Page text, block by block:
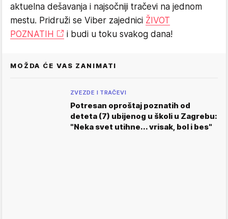
aktuelna dešavanja i najsočniji tračevi na jednom
mestu. Pridruži se Viber zajednici ŽIVOT
POZNATIH
i budi u toku svakog dana!
MOŽDA ĆE VAS ZANIMATI
ZVEZDE I TRAČEVI
Potresan oproštaj poznatih od
deteta (7) ubijenog u školi u Zagrebu:
"Neka svet utihne... vrisak, bol i bes"